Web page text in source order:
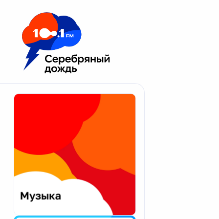
Москва 100.1 FM
Апатиты
Екатеринбург
Калининград
Калуга